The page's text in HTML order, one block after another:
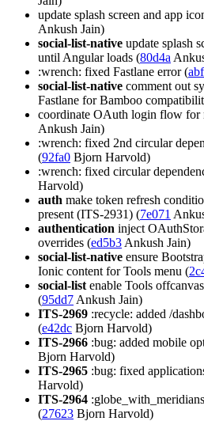
update splash screen and app
Ankush Jain)
social-list-native update splash
until Angular loads (80d4a
:wrench: fixed Fastlane error (
social-list-native comment out
Fastlane for Bamboo
coordinate OAuth login flow for
Ankush Jain)
:wrench: fixed 2nd circular
(92fa0 Bjorn Harvold)
:wrench: fixed circular
Harvold)
auth make token refresh
present (ITS-2931) (7e071
authentication inject
overrides (ed5b3 Ankush Jain)
social-list-native ensure
Ionic content for Tools menu (
social-list enable Tools
(95dd7 Ankush Jain)
ITS-2969 :recycle: added /
(e42dc Bjorn Harvold)
ITS-2966 :bug: added mobile
Bjorn Harvold)
ITS-2965 :bug: fixed
Harvold)
ITS-2964
(27623 Bjorn Harvold)